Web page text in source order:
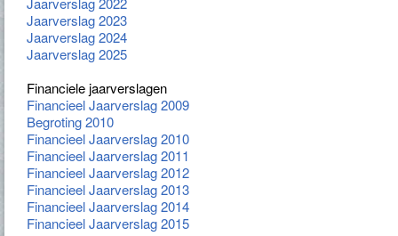
Jaarverslag 2023
Jaarverslag 2024
Jaarverslag 2025
Financiele jaarverslagen
Financieel Jaarverslag 2009
Begroting 2010
Financieel Jaarverslag 2010
Financieel Jaarverslag 2011
Financieel Jaarverslag 2012
Financieel Jaarverslag 2013
Financieel Jaarverslag 2014
Financieel Jaarverslag 2015